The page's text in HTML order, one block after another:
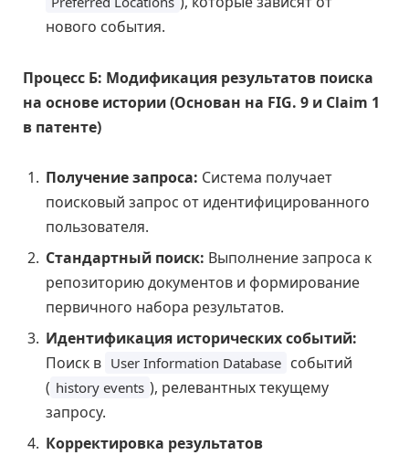
нового события.
Процесс Б: Модификация результатов поиска
на основе истории (Основан на FIG. 9 и Claim 1
в патенте)
Получение запроса: Система получает
поисковый запрос от идентифицированного
пользователя.
Стандартный поиск: Выполнение запроса к
репозиторию документов и формирование
первичного набора результатов.
Идентификация исторических событий:
Поиск в User Information Database событий
( history events ), релевантных текущему
запросу.
Корректировка результатов